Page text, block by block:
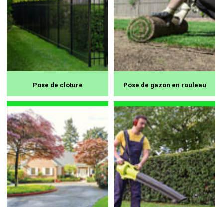
Pose de cloture Pose de gazon en rouleau